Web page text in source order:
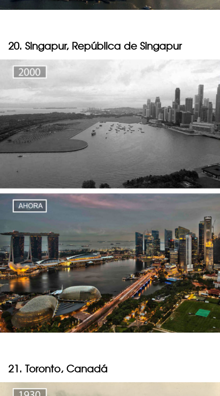
20. Singapur, República de Singapur
21. Toronto, Canadá